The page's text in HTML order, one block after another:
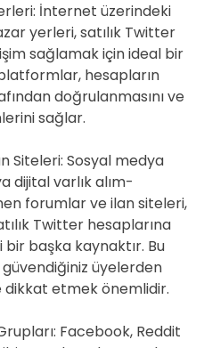
İnternet üzerindeki
yerleri, satılık Twitter
sağlamak için ideal bir
hesapların
doğrulanmasını ve
sağlar.
Siteleri: Sosyal medya
dijital varlık alım-
forumlar ve ilan siteleri,
Twitter hesaplarına
başka kaynaktır. Bu
üyelerden
etmek önemlidir.
Facebook, Reddit